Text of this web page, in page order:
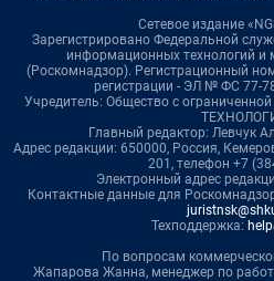
Сетевое издание
Зарегистрировано Федеральной
информационных технологий и
(Роскомнадзор). Регистрационный
регистрации - ЭЛ № ФС 77-
Учредитель: Общество с
Главный редактор: Левчук
Адрес редакции: 650000, Россия,
201, телефон +7
Электронный адрес
Контактные данные для
Техподдержка:
По вопросам
Жапарова Жанна, менеджер по